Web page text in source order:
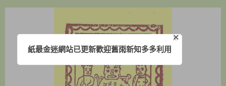
×
X
紙最金迷網站已更新歡迎舊雨新知多多利用